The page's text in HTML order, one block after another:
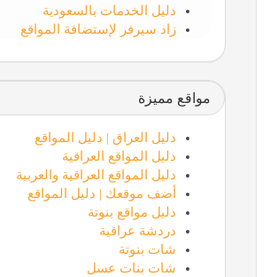
دليل الخدمات بالسعودية
زاد سيرفر لإستضافة المواقع
مواقع مميزة
دليل العراق | دليل المواقع
دليل المواقع العراقية
دليل المواقع العراقية والعربية
أضف موقعك | دليل المواقع
دليل مواقع بنوتة
دردشة عراقية
شات بنوتة
شات بنات عسل